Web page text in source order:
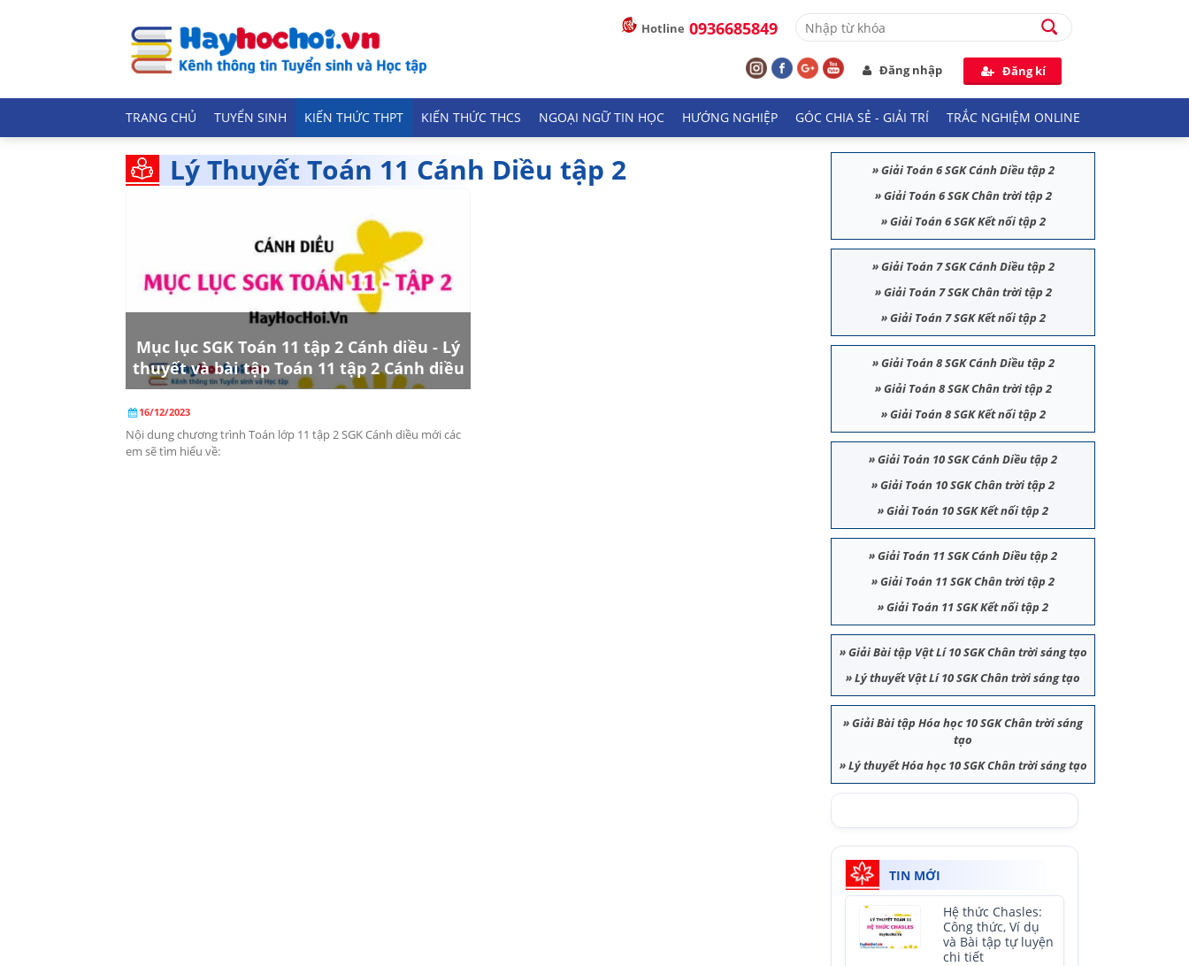
Hotline 0936685849
Đăng nhập Đăng kí
TRANG CHỦ TUYỂN SINH KIẾN THỨC THPT KIẾN THỨC THCS NGOẠI NGỮ TIN HỌC HƯỚNG NGHIỆP GÓC CHIA SẺ - GIẢI TRÍ TRẮC NGHIỆM ONLINE
Lý Thuyết Toán 11 Cánh Diều tập 2
Mục lục SGK Toán 11 tập 2 Cánh diều - Lý
thuyết và bài tập Toán 11 tập 2 Cánh diều
16/12/2023
Nội dung chương trình Toán lớp 11 tập 2 SGK Cánh diều mới các
em sẽ tìm hiểu về:
»Giải Toán 6 SGK Cánh Diều tập 2
»Giải Toán 6 SGK Chân trời tập 2
»Giải Toán 6 SGK Kết nối tập 2
»Giải Toán 7 SGK Cánh Diều tập 2
»Giải Toán 7 SGK Chân trời tập 2
»Giải Toán 7 SGK Kết nối tập 2
»Giải Toán 8 SGK Cánh Diều tập 2
»Giải Toán 8 SGK Chân trời tập 2
»Giải Toán 8 SGK Kết nối tập 2
»Giải Toán 10 SGK Cánh Diều tập 2
»Giải Toán 10 SGK Chân trời tập 2
»Giải Toán 10 SGK Kết nối tập 2
»Giải Toán 11 SGK Cánh Diều tập 2
»Giải Toán 11 SGK Chân trời tập 2
»Giải Toán 11 SGK Kết nối tập 2
»Giải Bài tập Vật Lí 10 SGK Chân trời sáng tạo
»Lý thuyết Vật Lí 10 SGK Chân trời sáng tạo
»Giải Bài tập Hóa học 10 SGK Chân trời sáng
tạo
»Lý thuyết Hóa học 10 SGK Chân trời sáng tạo
TIN MỚI
Hệ thức Chasles:
Công thức, Ví dụ
và Bài tập tự luyện
chi tiết